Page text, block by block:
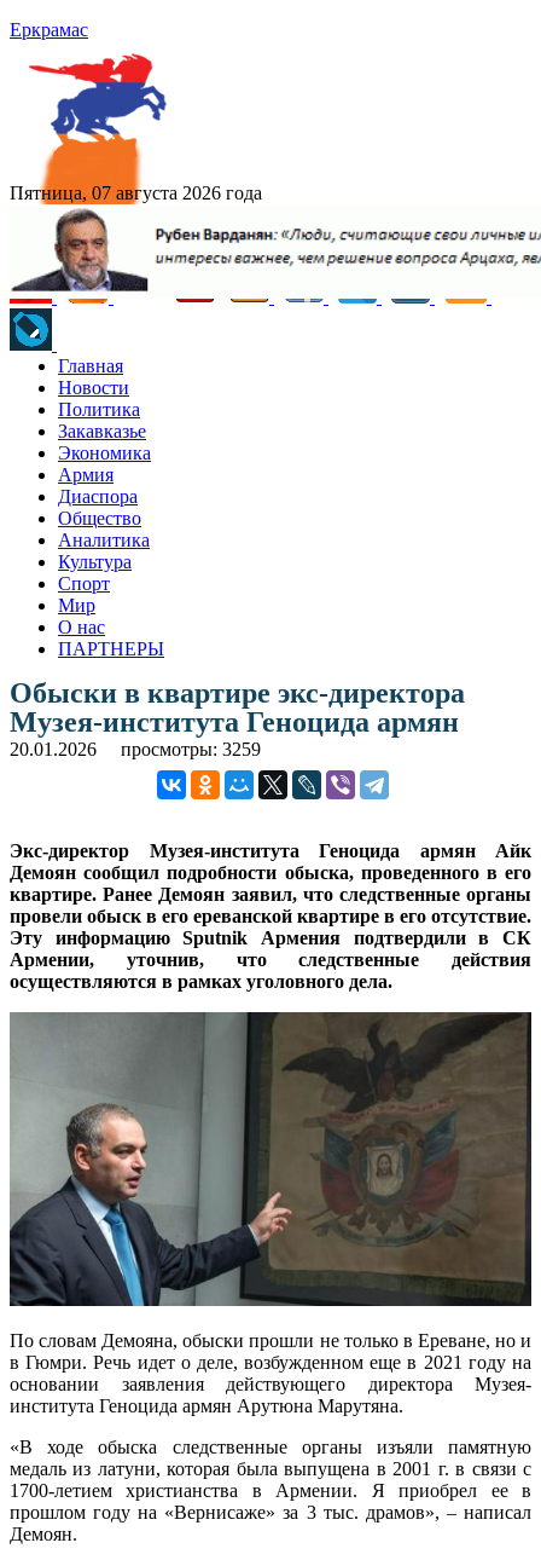
Еркрамас
Пятница, 07 августа 2026 года
Главная
Новости
Политика
Закавказье
Экономика
Армия
Диаспора
Общество
Аналитика
Культура
Спорт
Мир
О нас
ПАРТНЕРЫ
Обыски в квартире экс-директора
Музея-института Геноцида армян
20.01.2026 просмотры: 3259
Экс-директор Музея-института Геноцида армян Айк
Демоян сообщил подробности обыска, проведенного в его
квартире. Ранее Демоян заявил, что следственные органы
провели обыск в его ереванской квартире в его отсутствие.
Эту информацию Sputnik Армения подтвердили в СК
Армении, уточнив, что следственные действия
осуществляются в рамках уголовного дела.
По словам Демояна, обыски прошли не только в Ереване, но и
в Гюмри. Речь идет о деле, возбужденном еще в 2021 году на
основании заявления действующего директора Музея-
института Геноцида армян Арутюна Марутяна.
«В ходе обыска следственные органы изъяли памятную
медаль из латуни, которая была выпущена в 2001 г. в связи с
1700-летием христианства в Армении. Я приобрел ее в
прошлом году на «Вернисаже» за 3 тыс. драмов», – написал
Демоян.